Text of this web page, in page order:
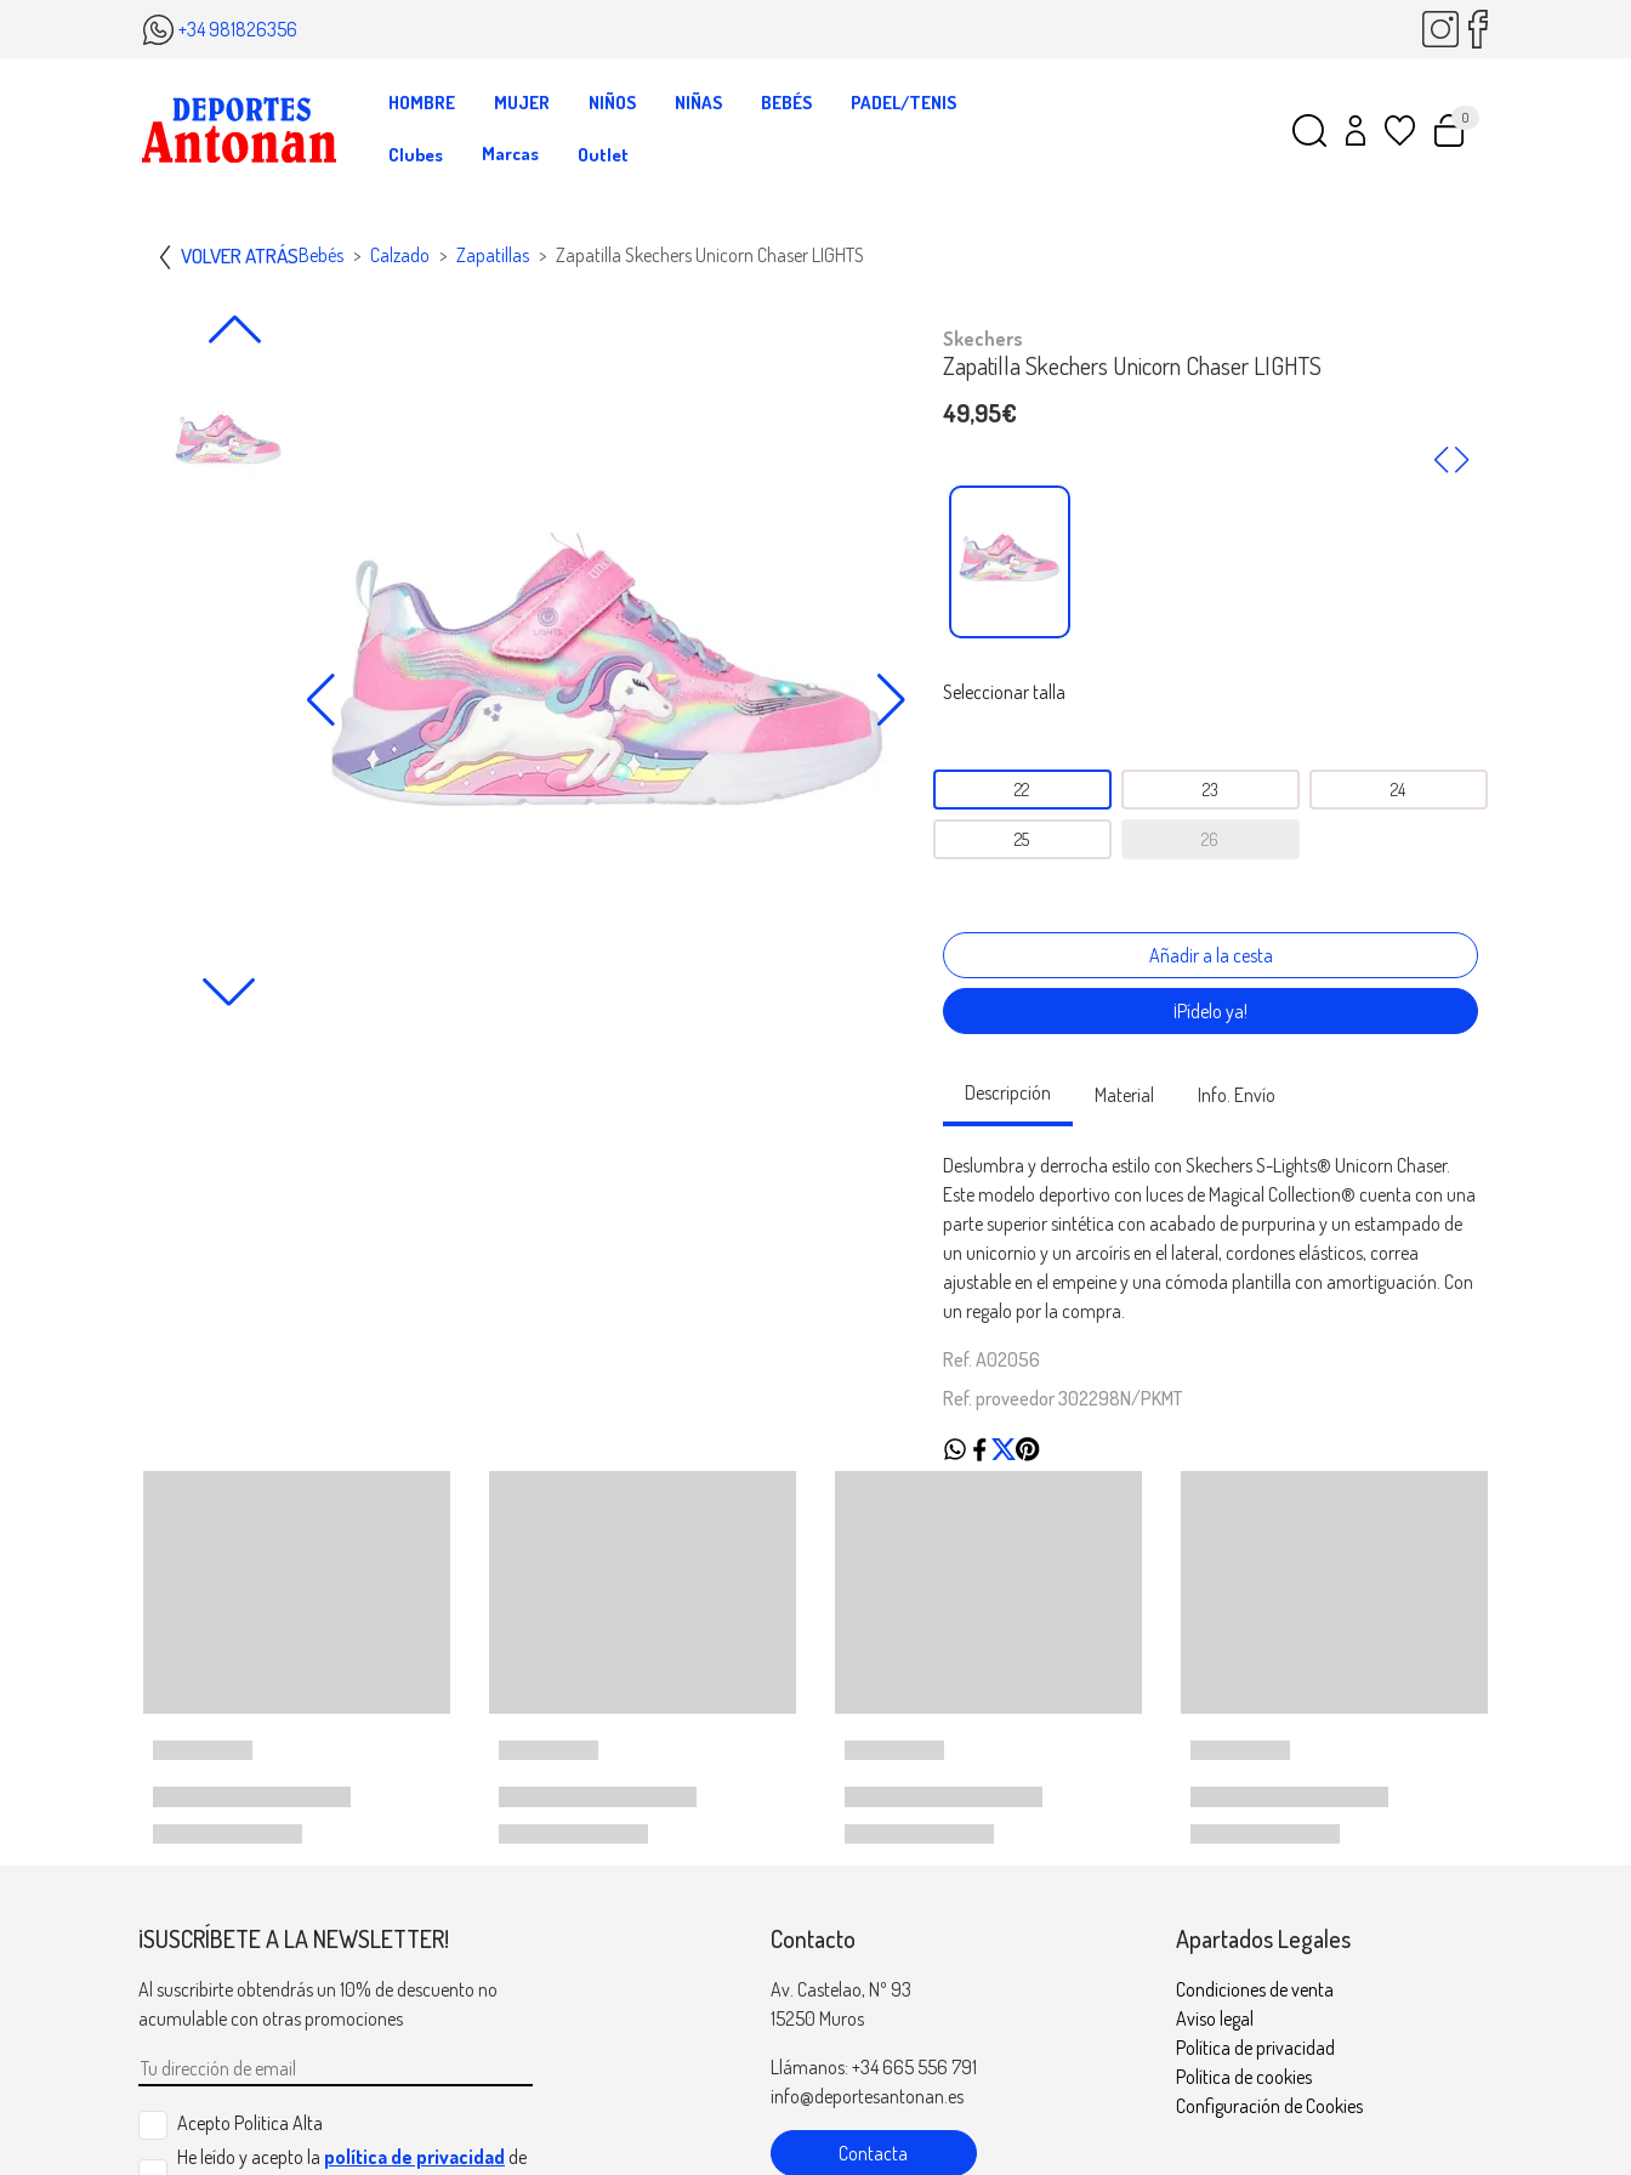
+34 981826356
HOMBRE MUJER NIÑOS NIÑAS BEBÉS PADEL/TENIS
Clubes Marcas Outlet
0
VOLVER ATRÁSBebés Calzado Zapatillas Zapatilla Skechers Unicorn Chaser LIGHTS
Skechers
Zapatilla Skechers Unicorn Chaser LIGHTS
49,95€
Seleccionar talla
22 23 24
25 26
¡Pídelo ya!
Descripción Material Info. Envío
Deslumbra y derrocha estilo con Skechers S-Lights® Unicorn Chaser.
Este modelo deportivo con luces de Magical Collection® cuenta con una
parte superior sintética con acabado de purpurina y un estampado de
un unicornio y un arcoíris en el lateral, cordones elásticos, correa
ajustable en el empeine y una cómoda plantilla con amortiguación. Con
un regalo por la compra.
Ref. A02056
Ref. proveedor 302298N/PKMT
¡SUSCRÍBETE A LA NEWSLETTER!
Al suscribirte obtendrás un 10% de descuento no
acumulable con otras promociones
Acepto Politica Alta
He leído y acepto la política de privacidad de
Contacto
Av. Castelao, Nº 93
15250 Muros
Llámanos: +34 665 556 791
info@deportesantonan.es
Contacta
Apartados Legales
Condiciones de venta
Aviso legal
Política de privacidad
Política de cookies
Configuración de Cookies